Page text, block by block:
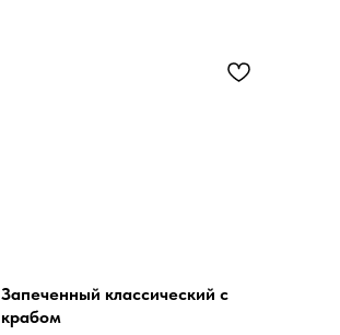
Запеченный классический с
крабом